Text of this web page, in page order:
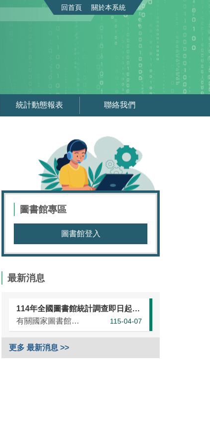
回首頁 關於本系統
統計動態報表 聯絡我們
圖書館專區
圖書館登入
最新消息
114年全國圖書館統計調查即日起開始，請各單位協助於本（115）年5月25日前完成統計資訊填報（延長至7月10日）
有關國家圖書館進行之「114年全國圖書館統計」調查，涵蓋全國大專校院圖書館、國民小學圖書館、國民中學圖書館、高級中等學校暨特殊教育學校圖書館，以及專門圖書館，藉由相關統計數據之蒐集，將有助瞭解我國各類...
115-04-07
更多 最新消息 >>